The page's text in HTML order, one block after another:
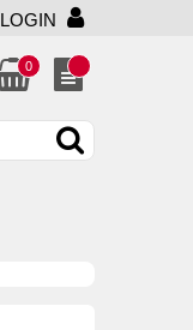
LOGIN
0